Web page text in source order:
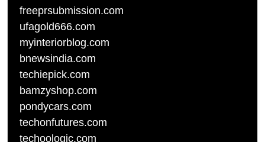
freeprsubmission.com
ufagold666.com
myinteriorblog.com
bnewsindia.com
techiepick.com
bamzyshop.com
pondycars.com
techonfutures.com
techoologic.com